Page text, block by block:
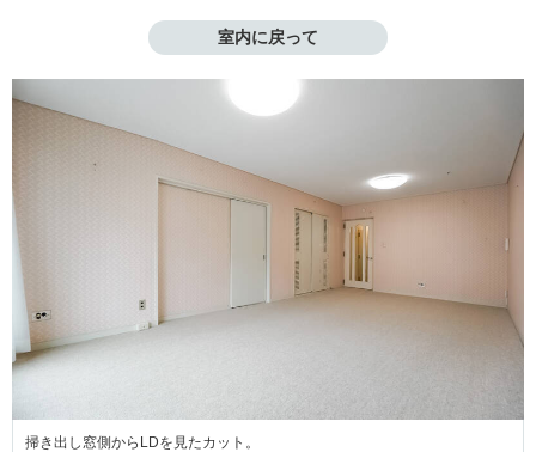
室内に戻って
掃き出し窓側からLDを見たカット。